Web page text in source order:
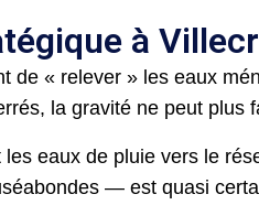
à
« relever » les eaux
la gravité ne peut plus
eaux de pluie vers le
— est quasi